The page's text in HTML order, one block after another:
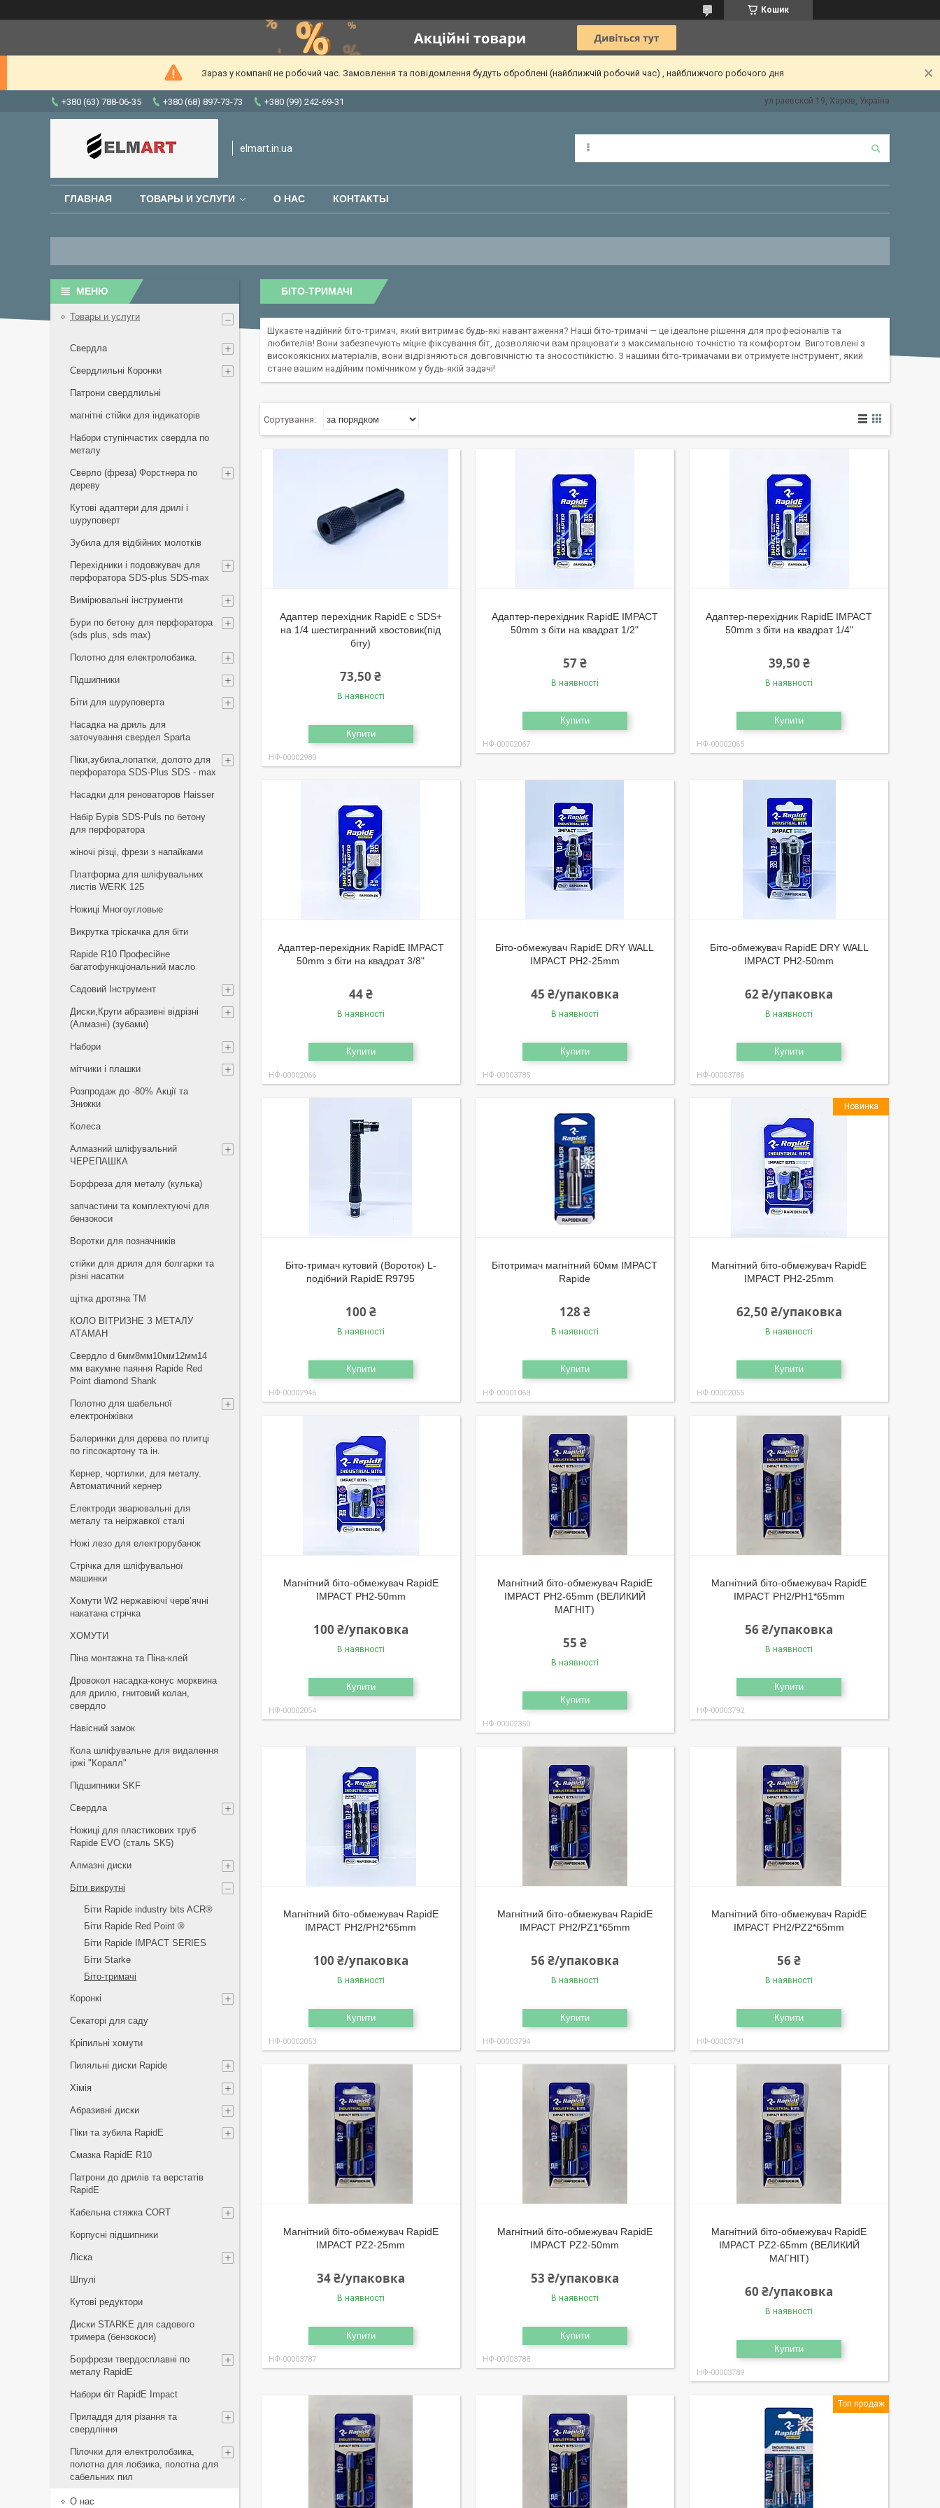
Кошик
Зараз у компанії не робочий час. Замовлення та повідомлення будуть оброблені (найближчій робочий час) , найближчого робочого дня
+380 (63) 788-06-35 +380 (68) 897-73-73 +380 (99) 242-69-31 ул раевской 19, Харків, Україна
elmart.in.ua
ГЛАВНАЯ ТОВАРЫ И УСЛУГИ О НАС КОНТАКТЫ
БІТО-ТРИМАЧІ
Шукаєте надійний біто-тримач, який витримає будь-які навантаження? Наші біто-тримачі — це ідеальне рішення для професіоналів та
любителів! Вони забезпечують міцне фіксування біт, дозволяючи вам працювати з максимальною точністю та комфортом. Виготовлені з
високоякісних матеріалів, вони відрізняються довговічністю та зносостійкістю. З нашими біто-тримачами ви отримуєте інструмент, який
стане вашим надійним помічником у будь-якій задачі!
Адаптер перехідник RapidE c SDS+
на 1/4 шестигранний хвостовик(під
біту)
73,50 ₴
В наявності
Купити
НФ-00002980
Адаптер-перехідник RapidE IMPACT
50mm з біти на квадрат 1/2"
57 ₴
В наявності
Купити
НФ-00002067
Адаптер-перехідник RapidE IMPACT
50mm з біти на квадрат 1/4"
39,50 ₴
В наявності
Купити
НФ-00002065
Адаптер-перехідник RapidE IMPACT
50mm з біти на квадрат 3/8"
44 ₴
В наявності
Купити
НФ-00002066
Біто-обмежувач RapidE DRY WALL
IMPACT PH2-25mm
45 ₴/упаковка
В наявності
Купити
НФ-00003785
Біто-обмежувач RapidE DRY WALL
IMPACT PH2-50mm
62 ₴/упаковка
В наявності
Купити
НФ-00003786
Біто-тримач кутовий (Вороток) L-
подібний RapidE R9795
100 ₴
В наявності
Купити
НФ-00002946
Бітотримач магнітний 60мм IMPACT
Rapide
128 ₴
В наявності
Купити
НФ-00001068
Новинка
Магнітний біто-обмежувач RapidE
IMPACT PH2-25mm
62,50 ₴/упаковка
В наявності
Купити
НФ-00002055
Магнітний біто-обмежувач RapidE
IMPACT PH2-50mm
100 ₴/упаковка
В наявності
Купити
НФ-00002054
Магнітний біто-обмежувач RapidE
IMPACT PH2-65mm (ВЕЛИКИЙ
МАГНІТ)
55 ₴
В наявності
Купити
НФ-00002350
Магнітний біто-обмежувач RapidE
IMPACT PH2/PH1*65mm
56 ₴/упаковка
В наявності
Купити
НФ-00003792
Магнітний біто-обмежувач RapidE
IMPACT PH2/PH2*65mm
100 ₴/упаковка
В наявності
Купити
НФ-00002053
Магнітний біто-обмежувач RapidE
IMPACT PH2/PZ1*65mm
56 ₴/упаковка
В наявності
Купити
НФ-00003794
Магнітний біто-обмежувач RapidE
IMPACT PH2/PZ2*65mm
56 ₴
В наявності
Купити
НФ-00003791
Магнітний біто-обмежувач RapidE
IMPACT PZ2-25mm
34 ₴/упаковка
В наявності
Купити
НФ-00003787
Магнітний біто-обмежувач RapidE
IMPACT PZ2-50mm
53 ₴/упаковка
В наявності
Купити
НФ-00003788
Магнітний біто-обмежувач RapidE
IMPACT PZ2-65mm (ВЕЛИКИЙ
МАГНІТ)
60 ₴/упаковка
В наявності
Купити
НФ-00003789
Топ продаж
Товары и услуги
Свердла
Свердлильні Коронки
Патрони свердлильні
магнітні стійки для індикаторів
Набори ступінчастих свердла по
металу
Сверло (фреза) Форстнера по
дереву
Кутові адаптери для дрилі і
шуруповерт
Зубила для відбійних молотків
Перехідники і подовжувач для
перфоратора SDS-plus SDS-max
Вимірювальні інструменти
Бури по бетону для перфоратора
(sds plus, sds max)
Полотно для електролобзика.
Підшипники
Біти для шуруповерта
Насадка на дриль для
заточування свердел Sparta
Піки,зубила,лопатки, долото для
перфоратора SDS-Plus SDS - max
Насадки для реноваторов Haisser
Набір Бурів SDS-Puls по бетону
для перфоратора
жіночі різці, фрези з напайками
Платформа для шліфувальних
листів WERK 125
Ножиці Многоугловые
Викрутка тріскачка для біти
Rapide R10 Професійне
багатофункціональний масло
Садовий Інструмент
Диски,Круги абразивні відрізні
(Алмазні) (зубами)
Набори
мітчики і плашки
Розпродаж до -80% Акції та
Знижки
Колеса
Алмазний шліфувальний
ЧЕРЕПАШКА
Борфреза для металу (кулька)
запчастини та комплектуючі для
бензокоси
Воротки для позначників
стійки для дриля для болгарки та
різні насатки
щiтка дротяна ТМ
КОЛО ВІТРИЗНЕ З МЕТАЛУ
АТАМАН
Свердло d 6мм8мм10мм12мм14
мм вакумне паяння Rapide Red
Point diamond Shank
Полотно для шабельної
електроніжівки
Балеринки для дерева по плитці
по гіпсокартону та ін.
Кернер, чортилки, для металу.
Автоматичний кернер
Електроди зварювальні для
металу та неіржавкої сталі
Ножі лезо для електрорубанок
Стрічка для шліфувальної
машинки
Хомути W2 нержавіючі черв’ячні
накатана стрічка
ХОМУТИ
Піна монтажна та Піна-клей
Дровокол насадка-конус морквина
для дрилю, гнитовий колан,
свердло
Навісний замок
Кола шліфувальне для видалення
іржі "Коралл"
Підшипники SKF
Свердла
Ножиці для пластикових труб
Rapide EVO (сталь SK5)
Алмазні диски
Біти викрутні
Біти Rapide industry bits ACR®
Біти Rapide Red Point ®
Біти Rapide IMPACT SERIES
Біти Starke
Біто-тримачі
Коронкі
Секаторі для саду
Кріпильні хомути
Пиляльні диски Rapide
Хімія
Абразивні диски
Піки та зубила RapidE
Смазка RapidE R10
Патрони до дрилів та верстатів
RapidE
Кабельна стяжка СORT
Корпусні підшипники
Ліска
Шпулі
Кутові редуктори
Диски STARKE для садового
тримера (бензокоси)
Борфрези твердосплавні по
металу RapidE
Набори біт RapidE Impact
Приладдя для різання та
свердління
Пілочки для електролобзика,
полотна для лобзика, полотна для
сабельних пил
О нас